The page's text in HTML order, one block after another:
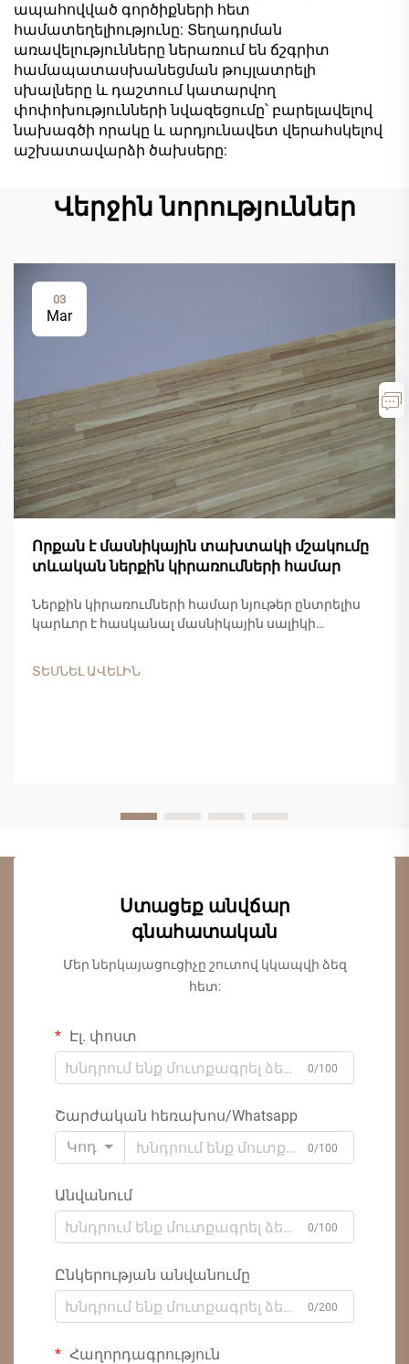
ապահովված գործիքների հետ
համատեղելիությունը: Տեղադրման
առավելությունները ներառում են ճշգրիտ
համապատասխանեցման թույլատրելի
սխալները և դաշտում կատարվող
փոփոխությունների նվազեցումը՝ բարելավելով
նախագծի որակը և արդյունավետ վերահսկելով
աշխատավարձի ծախսերը:
Վերջին նորություններ
03
Mar
Որքան է մասնիկային տախտակի մշակումը
տևական ներքին կիրառումների համար
Ներքին կիրառումների համար նյութեր ընտրելիս
կարևոր է հասկանալ մասնիկային սալիկի
ճարտարապետական փայտանյութը մեծ
ՏԵՍՆԵԼ ԱՎԵԼԻՆ
Ստացեք անվճար
գնահատական
Մեր ներկայացուցիչը շուտով կկապվի ձեզ
հետ:
Էլ. փոստ
0/100
Շարժական հեռախոս/Whatsapp
Կոդ
0/100
Անվանում
0/100
Ընկերության անվանումը
0/200
Հաղորդագրություն